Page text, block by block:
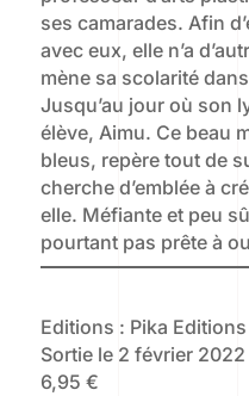
ses camarades. Afin
avec eux, elle n’a
mène sa scolarité
Jusqu’au jour où son
élève, Aimu. Ce beau
bleus, repère tout de
cherche d’emblée à
elle. Méfiante et peu
pourtant pas prête à
Editions : Pika Editions
Sortie le 2 février 2022
6,95 €